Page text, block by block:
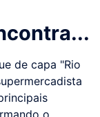
de capa "Rio
o